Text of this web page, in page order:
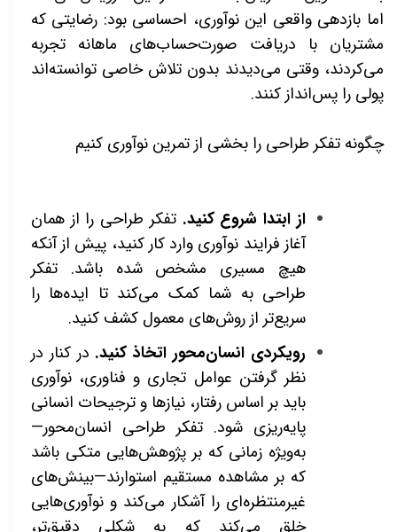
اما بازدهی واقعی این نوآوری، احساسی بود: رضایتی که
مشتریان با دریافت صورت‌حساب‌های ماهانه تجربه
می‌کردند، وقتی می‌دیدند بدون تلاش خاصی توانسته‌اند
پولی را پس‌انداز کنند.
چگونه تفکر طراحی را بخشی از تمرین نوآوری کنیم
از ابتدا شروع کنید. تفکر طراحی را از همان
آغاز فرایند نوآوری وارد کار کنید، پیش از آنکه
هیچ مسیری مشخص شده باشد. تفکر
طراحی به شما کمک می‌کند تا ایده‌ها را
سریع‌تر از روش‌های معمول کشف کنید.
رویکردی انسان‌محور اتخاذ کنید. در کنار در
نظر گرفتن عوامل تجاری و فناوری، نوآوری
باید بر اساس رفتار، نیازها و ترجیحات انسانی
پایه‌ریزی شود. تفکر طراحی انسان‌محور—
به‌ویژه زمانی که بر پژوهش‌هایی متکی باشد
که بر مشاهده مستقیم استوارند—بینش‌های
غیرمنتظره‌ای را آشکار می‌کند و نوآوری‌هایی
خلق می‌کند که به شکلی دقیق‌تر،